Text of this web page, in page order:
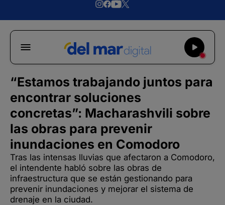
“Estamos trabajando juntos para
encontrar soluciones
concretas”: Macharashvili sobre
las obras para prevenir
inundaciones en Comodoro
Tras las intensas lluvias que afectaron a Comodoro,
el intendente habló sobre las obras de
infraestructura que se están gestionando para
prevenir inundaciones y mejorar el sistema de
drenaje en la ciudad.